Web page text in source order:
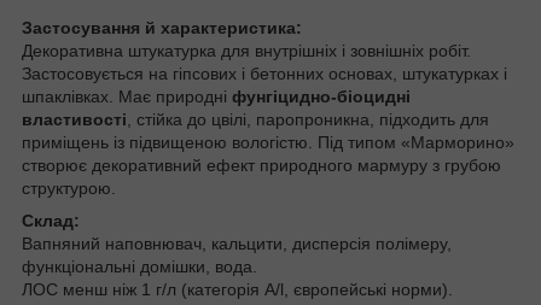
Застосування й характеристика:
Декоративна штукатурка для внутрішніх і зовнішніх робіт.
Застосовується на гіпсових і бетонних основах, штукатурках і
шпаклівках. Має природні фунгіцидно-біоцидні
властивості , стійка до цвілі, паропроникна, підходить для
приміщень із підвищеною вологістю. Під типом «Марморино»
створює декоративний ефект природного мармуру з грубою
структурою.
Склад:
Вапняний наповнювач, кальцити, дисперсія полімеру,
функціональні домішки, вода.
ЛОС менш ніж 1 г/л (категорія A/l, європейські норми).